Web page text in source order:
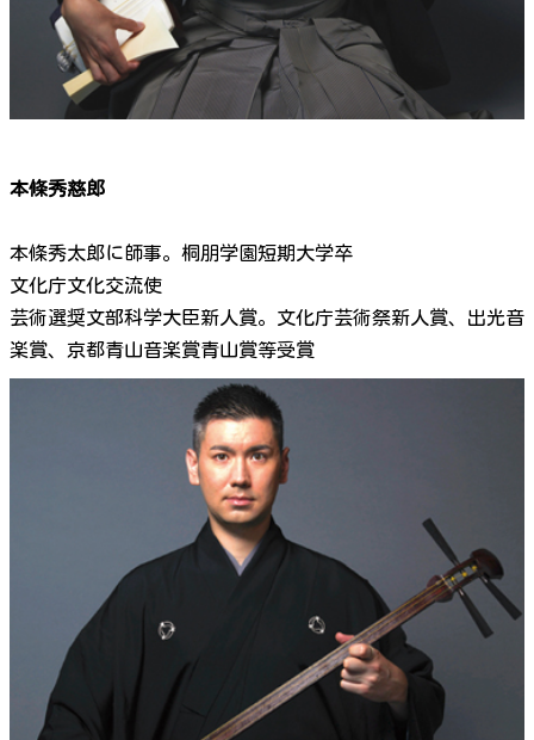
本條秀慈郎
本條秀太郎に師事。桐朋学園短期大学卒
文化庁文化交流使
芸術選奨文部科学大臣新人賞。文化庁芸術祭新人賞、出光音
楽賞、京都青山音楽賞青山賞等受賞